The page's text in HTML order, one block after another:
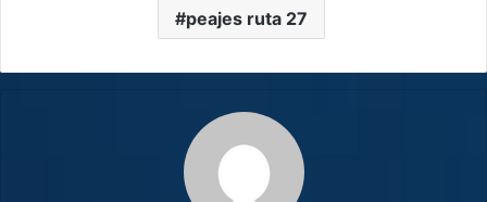
peajes ruta 27